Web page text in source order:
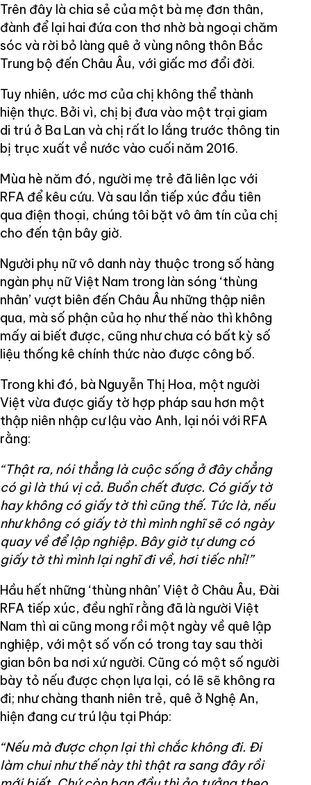
Trên đây là chia sẻ của một bà mẹ đơn thân,
đành để lại hai đứa con thơ nhờ bà ngoại chăm
sóc và rời bỏ làng quê ở vùng nông thôn Bắc
Trung bộ đến Châu Âu, với giấc mơ đổi đời.
Tuy nhiên, ước mơ của chị không thể thành
hiện thực. Bởi vì, chị bị đưa vào một trại giam
di trú ở Ba Lan và chị rất lo lắng trước thông tin
bị trục xuất về nước vào cuối năm 2016.
Mùa hè năm đó, người mẹ trẻ đã liên lạc với
RFA để kêu cứu. Và sau lần tiếp xúc đầu tiên
qua điện thoại, chúng tôi bặt vô âm tín của chị
cho đến tận bây giờ.
Người phụ nữ vô danh này thuộc trong số hàng
ngàn phụ nữ Việt Nam trong làn sóng ‘thùng
nhân’ vượt biên đến Châu Âu những thập niên
qua, mà số phận của họ như thế nào thì không
mấy ai biết được, cũng như chưa có bất kỳ số
liệu thống kê chính thức nào được công bố.
Trong khi đó, bà Nguyễn Thị Hoa, một người
Việt vừa được giấy tờ hợp pháp sau hơn một
thập niên nhập cư lậu vào Anh, lại nói với RFA
rằng:
“Thật ra, nói thẳng là cuộc sống ở đây chẳng
có gì là thú vị cả. Buồn chết được. Có giấy tờ
hay không có giấy tờ thì cũng thế. Tức là, nếu
như không có giấy tờ thì mình nghĩ sẽ có ngày
quay về để lập nghiệp. Bây giờ tự dưng có
giấy tờ thì mình lại nghĩ đi về, hơi tiếc nhỉ!”
Hầu hết những ‘thùng nhân’ Việt ở Châu Âu, Đài
RFA tiếp xúc, đều nghĩ rằng đã là người Việt
Nam thì ai cũng mong rồi một ngày về quê lập
nghiệp, với một số vốn có trong tay sau thời
gian bôn ba nơi xứ người. Cũng có một số người
bày tỏ nếu được chọn lựa lại, có lẽ sẽ không ra
đi; như chàng thanh niên trẻ, quê ở Nghệ An,
hiện đang cư trú lậu tại Pháp:
“Nếu mà được chọn lại thì chắc không đi. Đi
làm chui như thế này thì thật ra sang đây rồi